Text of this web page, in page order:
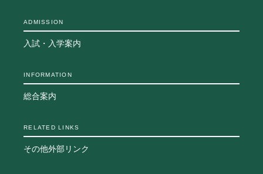
公開行事の紹介
入学試験問題
海外に住む中学生の方へ
上級学校訪問
志願者速報
ADMISSION
入試・入学案内
INFORMATION
総合案内
RELATED LINKS
その他外部リンク